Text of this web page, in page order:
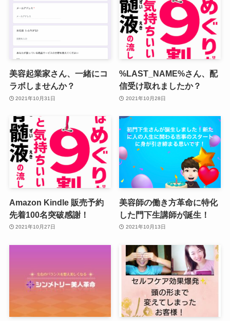
美容起業家さん、一緒にコ
ラボしませんか？
2021年10月31日
%LAST_NAME%さん、配
信受け取れましたか？
2021年10月28日
Amazon Kindle 販売予約
先着100名突破感謝！
2021年10月27日
美容師の働き方革命に特化
した門下生講師が誕生！
2021年10月13日